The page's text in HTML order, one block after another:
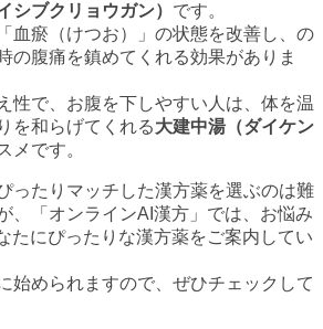
シブクリョウガン） です。
血瘀（けつお）」の状態を改善し、の
の腹痛を鎮めてくれる効果がありま
性で、お腹を下しやすい人は、体を温
を和らげてくれる大建中湯（ダイケン
メです。
ったりマッチした漢方薬を選ぶのは難
、「オンラインAI漢方」では、お悩み
たにぴったりな漢方薬をご案内してい
始められますので、ぜひチェックして